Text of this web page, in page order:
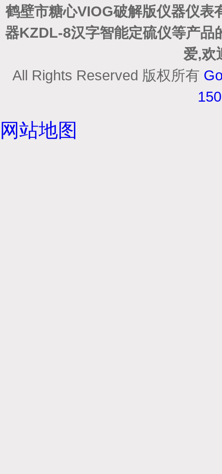
鹤壁市糖心VIOG破解版仪器仪
器KZDL-8汉字智能定硫仪等产品
爱,欢
All Rights Reserved 版权所有
网站地图